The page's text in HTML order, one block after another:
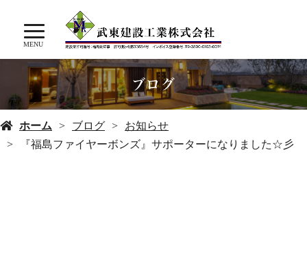
MENU
ブログ
ホーム ブログ
お知らせ
『福島ファイヤーボンズ』サポーターになりました☆彡